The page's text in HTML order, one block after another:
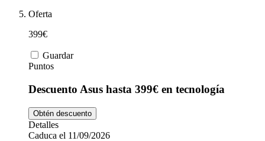
Oferta
399€
Guardar
Puntos
Descuento Asus hasta 399€ en tecnología
Obtén descuento
Detalles
Caduca el 11/09/2026